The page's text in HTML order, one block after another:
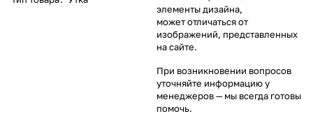
элементы дизайна,
может отличаться от
изображений, представленных
на сайте.
При возникновении вопросов
уточняйте информацию у
менеджеров— мы всегда готовы
помочь.